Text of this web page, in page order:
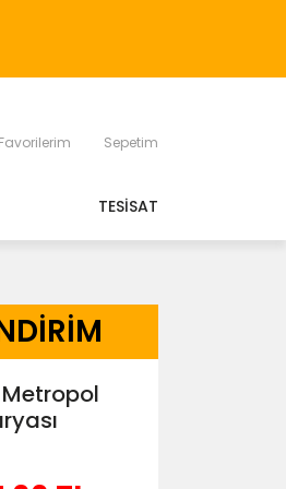
Favorilerim Sepetim
TESİSAT